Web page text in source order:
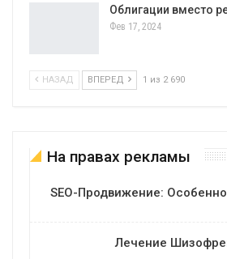
Облигации вместо
Фев 17, 2024
НАЗАД ВПЕРЕД 1 из 2 690
На правах рекламы
SEO-Продвижение:
Лечение